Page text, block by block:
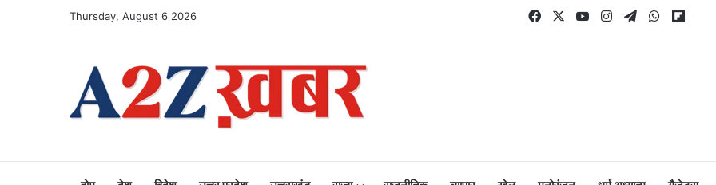
Thursday, August 6 2026 FacebookYouTubeInstagram
TelegramWhatsApp